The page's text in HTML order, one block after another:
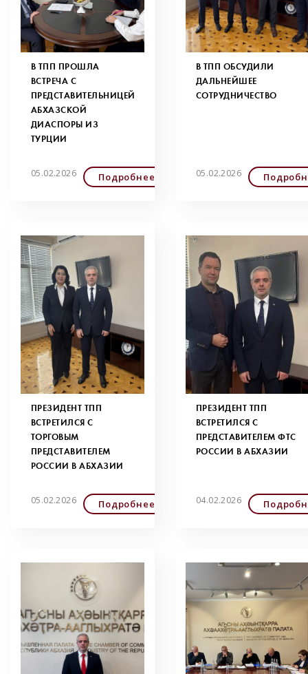
В ТПП ПРОШЛА
ВСТРЕЧА С
ПРЕДСТАВИТЕЛЬНИЦЕЙ
АБХАЗСКОЙ
ДИАСПОРЫ ИЗ
ТУРЦИИ
05.02.2026 Подробнее
В ТПП ОБСУДИЛИ
ДАЛЬНЕЙШЕЕ
СОТРУДНИЧЕСТВО
05.02.2026
ПРЕЗИДЕНТ ТПП
ВСТРЕТИЛСЯ С
ТОРГОВЫМ
ПРЕДСТАВИТЕЛЕМ
РОССИИ В АБХАЗИИ
05.02.2026 Подробнее
ПРЕЗИДЕНТ ТПП
ВСТРЕТИЛСЯ С
ПРЕДСТАВИТЕЛЕМ ФТС
РОССИИ В АБХАЗИИ
04.02.2026